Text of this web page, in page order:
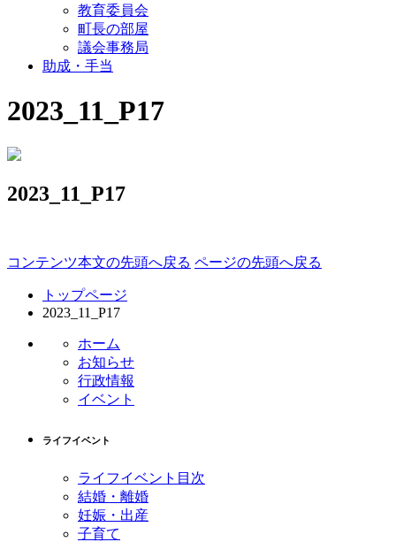
教育委員会
町長の部屋
議会事務局
助成・手当
2023_11_P17
2023_11_P17
コンテンツ本文の先頭へ戻る ページの先頭へ戻る
トップページ
2023_11_P17
ホーム
お知らせ
行政情報
イベント
ライフイベント
ライフイベント目次
結婚・離婚
妊娠・出産
子育て